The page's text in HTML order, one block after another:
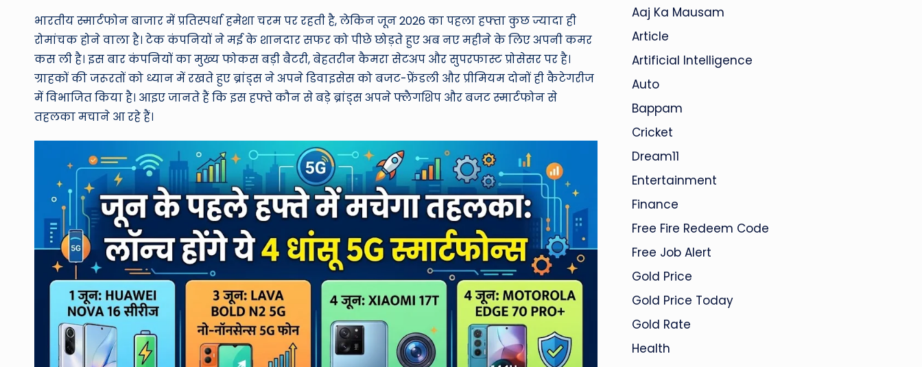
W
o
rl
d
भारतीय स्मार्टफोन बाजार में प्रतिस्पर्धा हमेशा चरम पर रहती है, लेकिन जून 2026 का पहला हफ्ता कुछ ज्यादा ही
रोमांचक होने वाला है। टेक कंपनियों ने मई के शानदार सफर को पीछे छोड़ते हुए अब नए महीने के लिए अपनी कमर
कस ली है। इस बार कंपनियों का मुख्य फोकस बड़ी बैटरी, बेहतरीन कैमरा सेटअप और सुपरफास्ट प्रोसेसर पर है।
ग्राहकों की जरूरतों को ध्यान में रखते हुए ब्रांड्स ने अपने डिवाइसेस को बजट-फ्रेंडली और प्रीमियम दोनों ही कैटेगरीज
में विभाजित किया है। आइए जानते हैं कि इस हफ्ते कौन से बड़े ब्रांड्स अपने फ्लैगशिप और बजट स्मार्टफोन से
तहलका मचाने आ रहे हैं।
Aaj Ka Mausam
Article
Artificial Intelligence
Auto
Bappam
Cricket
Dream11
Entertainment
Finance
Free Fire Redeem Code
Free Job Alert
Gold Price
Gold Price Today
Gold Rate
Health